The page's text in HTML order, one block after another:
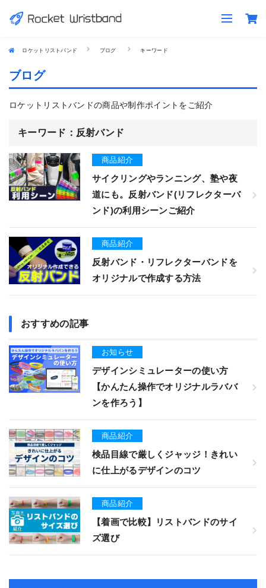
ロケットリストバンド ブログ キーワード
ブログ
ロケットリストバンドの商品や制作ポイントをご紹介
キーワード： 反射バンド
商品紹介
サイクリングやランニング、塾や夜
道にも。反射バンド(リフレクターバ
ンド)の利用シーンご紹介
商品紹介
反射バンド・リフレクターバンドを
オリジナルで作成する方法
おすすめの記事
お知らせ
デザインシミュレーターの使い方
【かんたん操作でオリジナルラババ
ンを作ろう】
商品紹介
検品目線で厳しくジャッジ！きれい
に仕上がるデザインのコツ
商品紹介
【着画で比較】リストバンドのサイ
ズ選び